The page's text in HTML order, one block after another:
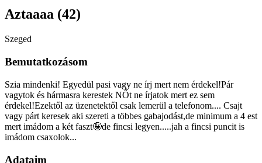
Aztaaaa (42)
Szeged
Bemutatkozásom
Szia mindenki! Egyedül pasi vagy ne írj mert nem érdekel!Pár
vagytok és hármasra kerestek NŐt ne írjatok mert ez sem
érdekel!Ezektől az üzenetektől csak lemerül a telefonom.... Csajt
vagy párt keresek aki szereti a többes gabajodást,de minimum a 4 est
mert imádom a két faszt🤪de fincsi legyen.....jah a fincsi puncit is
imádom csaxolok...
Adataim